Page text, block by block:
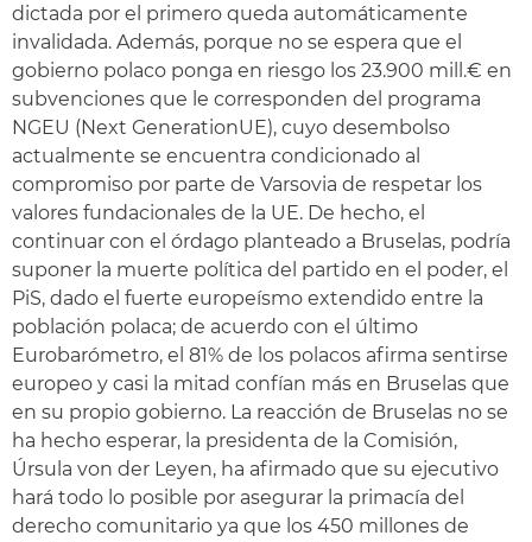
dictada por el primero queda automáticamente
invalidada. Además, porque no se espera que el
gobierno polaco ponga en riesgo los 23.900 mill.€ en
subvenciones que le corresponden del programa
NGEU (Next GenerationUE), cuyo desembolso
actualmente se encuentra condicionado al
compromiso por parte de Varsovia de respetar los
valores fundacionales de la UE. De hecho, el
continuar con el órdago planteado a Bruselas, podría
suponer la muerte política del partido en el poder, el
PiS, dado el fuerte europeísmo extendido entre la
población polaca; de acuerdo con el último
Eurobarómetro, el 81% de los polacos afirma sentirse
europeo y casi la mitad confían más en Bruselas que
en su propio gobierno. La reacción de Bruselas no se
ha hecho esperar, la presidenta de la Comisión,
Úrsula von der Leyen, ha afirmado que su ejecutivo
hará todo lo posible por asegurar la primacía del
derecho comunitario ya que los 450 millones de